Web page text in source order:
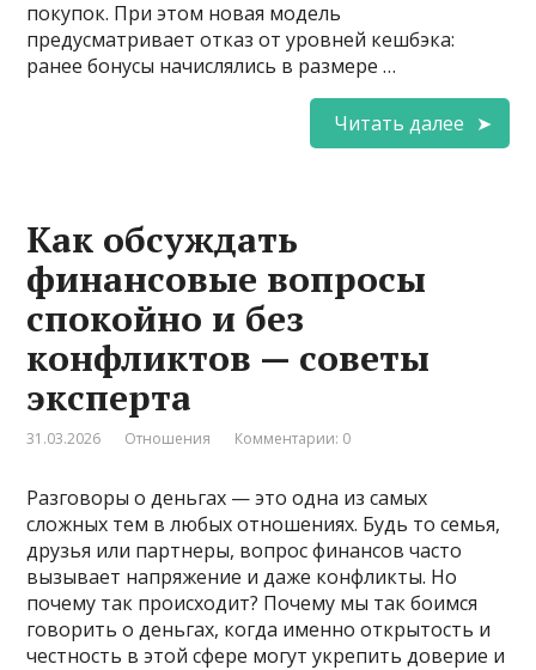
покупок. При этом новая модель
предусматривает отказ от уровней кешбэка:
ранее бонусы начислялись в размере …
Читать далее
Как обсуждать
финансовые вопросы
спокойно и без
конфликтов — советы
эксперта
31.03.2026 Отношения Комментарии: 0
Разговоры о деньгах — это одна из самых
сложных тем в любых отношениях. Будь то семья,
друзья или партнеры, вопрос финансов часто
вызывает напряжение и даже конфликты. Но
почему так происходит? Почему мы так боимся
говорить о деньгах, когда именно открытость и
честность в этой сфере могут укрепить доверие и